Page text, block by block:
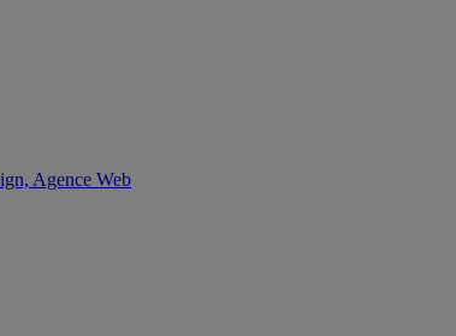
Agence Web